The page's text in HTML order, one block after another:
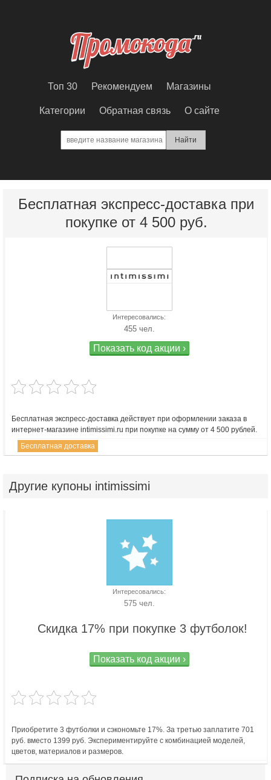
Топ 30 Рекомендуем Магазины
Категории Обратная связь О сайте
Бесплатная экспресс-доставка при
покупке от 4 500 руб.
Интересовались:
455 чел.
Показать код акции ›
Бесплатная экспресс-доставка действует при оформлении заказа в
интернет-магазине intimissimi.ru при покупке на сумму от 4 500 рублей.
Бесплатная доставка
Другие купоны intimissimi
Интересовались:
575 чел.
Скидка 17% при покупке 3 футболок!
Показать код акции ›
Приобретите 3 футболки и сэкономьте 17%. За третью заплатите 701
руб. вместо 1399 руб. Экспериментируйте с комбинацией моделей,
цветов, материалов и размеров.